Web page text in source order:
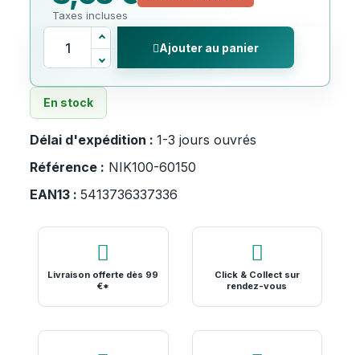
Taxes incluses
Ajouter au panier
En stock
Délai d'expédition : 1-3 jours ouvrés
Référence : NIK100-60150
EAN13 : 5413736337336
Livraison offerte dès 99
€*
Click & Collect sur
rendez-vous